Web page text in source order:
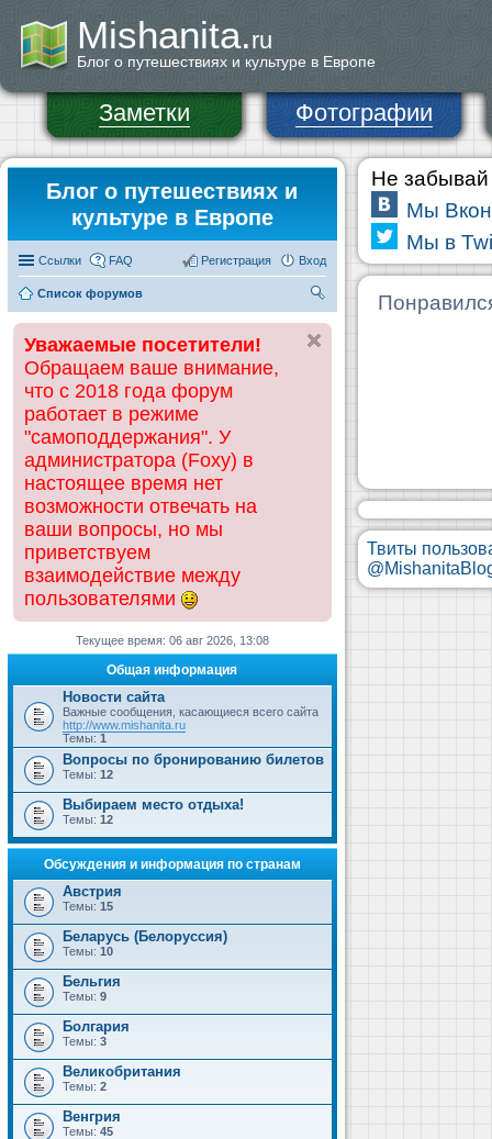
Mishanita.ru
Блог о путешествиях и культуре в Европе
Заметки Фотографии
Блог о путешествиях и
культуре в Европе
Ссылки FAQ Вход
Регистрация
Список форумов
ск
Уважаемые посетители!
Обращаем ваше внимание,
что с 2018 года форум
работает в режиме
"самоподдержания". У
администратора (Foxy) в
настоящее время нет
возможности отвечать на
ваши вопросы, но мы
приветствуем
взаимодействие между
пользователями
Текущее время: 06 авг 2026, 13:08
Общая информация
Новости сайта
Важные сообщения, касающиеся всего сайта
http://www.mishanita.ru
Темы: 1
Вопросы по бронированию билетов
Темы: 12
Выбираем место отдыха!
Темы: 12
Обсуждения и информация по странам
Австрия
Темы: 15
Беларусь (Белоруссия)
Темы: 10
Бельгия
Темы: 9
Болгария
Темы: 3
Великобритания
Темы: 2
Венгрия
Темы: 45
Не забывай
Мы
Мы в
Твиты